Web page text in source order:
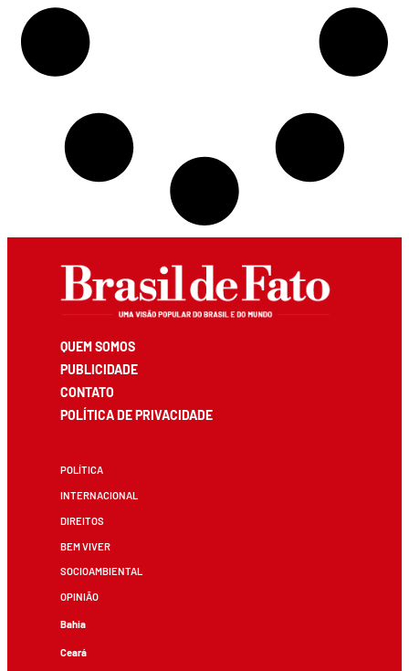
QUEM SOMOS
PUBLICIDADE
CONTATO
POLÍTICA DE PRIVACIDADE
POLÍTICA
INTERNACIONAL
DIREITOS
BEM VIVER
SOCIOAMBIENTAL
OPINIÃO
Bahia
Ceará